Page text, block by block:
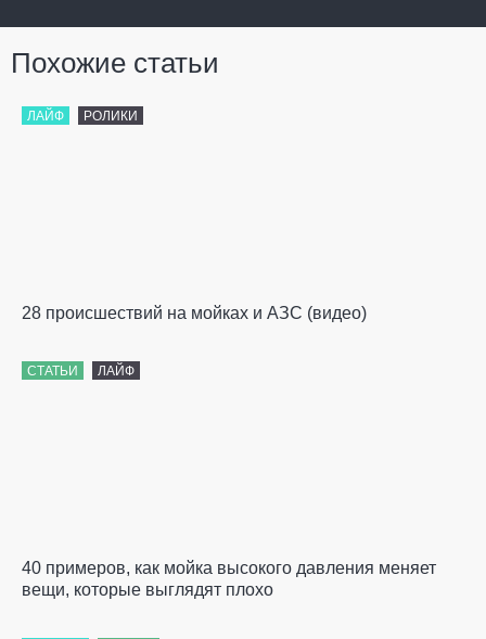
Похожие статьи
ЛАЙФ РОЛИКИ
28 происшествий на мойках и АЗС (видео)
СТАТЬИ ЛАЙФ
40 примеров, как мойка высокого давления меняет
вещи, которые выглядят плохо